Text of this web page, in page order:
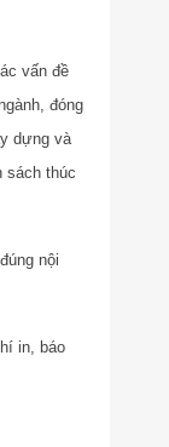
vấn đề
đóng
dựng và
sách thúc
nội
in, báo